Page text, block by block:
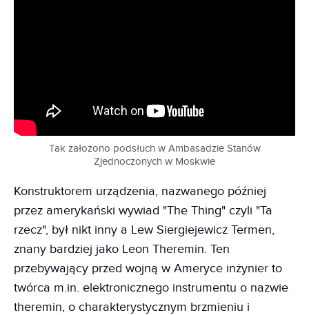
Tak założono podsłuch w Ambasadzie Stanów
Zjednoczonych w Moskwie
Konstruktorem urządzenia, nazwanego później
przez amerykański wywiad "The Thing" czyli "Ta
rzecz", był nikt inny a Lew Siergiejewicz Termen,
znany bardziej jako Leon Theremin. Ten
przebywający przed wojną w Ameryce inżynier to
twórca m.in. elektronicznego instrumentu o nazwie
theremin, o charakterystycznym brzmieniu i